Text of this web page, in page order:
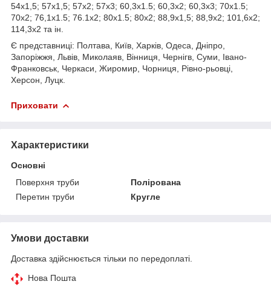
54х1,5; 57х1,5; 57х2; 57х3; 60,3х1.5; 60,3х2; 60,3х3; 70х1.5;
70х2; 76,1х1.5; 76.1х2; 80х1.5; 80х2; 88,9х1,5; 88,9х2; 101,6х2;
114,3х2 та ін.
Є представниці: Полтава, Київ, Харків, Одеса, Дніпро,
Запоріжжя, Львів, Миколаяв, Вінниця, Чернігв, Суми, Івано-
Франковськ, Черкаси, Жиромир, Чорниця, Рівно-рьовці,
Херсон, Луцк.
Приховати
Характеристики
Основні
Поверхня труби
Полірована
Перетин труби
Кругле
Умови доставки
Доставка здійснюється тільки по передоплаті.
Нова Пошта